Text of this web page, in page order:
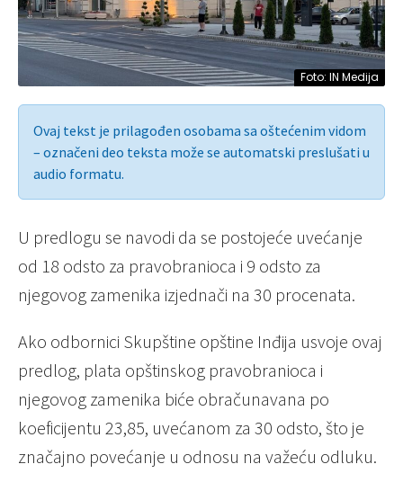
Foto: IN Medija
Ovaj tekst je prilagođen osobama sa oštećenim vidom
– označeni deo teksta može se automatski preslušati u
audio formatu.
U predlogu se navodi da se postojeće uvećanje
od 18 odsto za pravobranioca i 9 odsto za
njegovog zamenika izjednači na 30 procenata.
Ako odbornici Skupštine opštine Inđija usvoje ovaj
predlog, plata opštinskog pravobranioca i
njegovog zamenika biće obračunavana po
koeficijentu 23,85, uvećanom za 30 odsto, što je
značajno povećanje u odnosu na važeću odluku.